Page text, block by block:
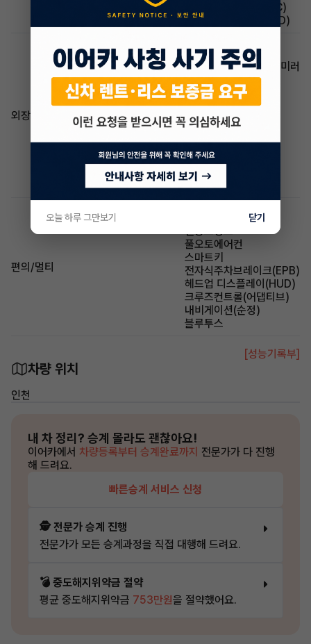
차체자세제어장치(ESC)
후측방 경보시스템(BSD)
외장/내장
전동접이식 사이드 미러
방향지시등 일체형 사이드 미러
후진각도조절 사이드 미러
헤드램프(LED)
하이빔 어시스트
스티어링 휠 리모컨
패들시프트
ECM룸밀러
하이패스
알루미늄휠
썬루프(파노라마)
편의/멀티
USB
레인센서와이퍼
전동트렁크
풀오토에어컨
스마트키
전자식주차브레이크(EPB)
헤드업 디스플레이(HUD)
크루즈컨트롤(어댑티브)
내비게이션(순정)
블루투스
[성능기록부]
차량 위치
인천
내 차 정리? 승계 몰라도 괜찮아요!
이어카에서 차량등록부터 승계완료까지 전문가가 다 진행
해 드려요.
빠른승계 서비스 신청
🕵️ 전문가 승계 진행
전문가가 모든 승계과정을 직접 대행해 드려요.
💣 중도해지위약금 절약
평균 중도해지위약금 753만원을 절약했어요.
오늘 하루 그만보기 닫기